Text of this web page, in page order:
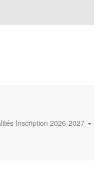
Inscription 2026-2027